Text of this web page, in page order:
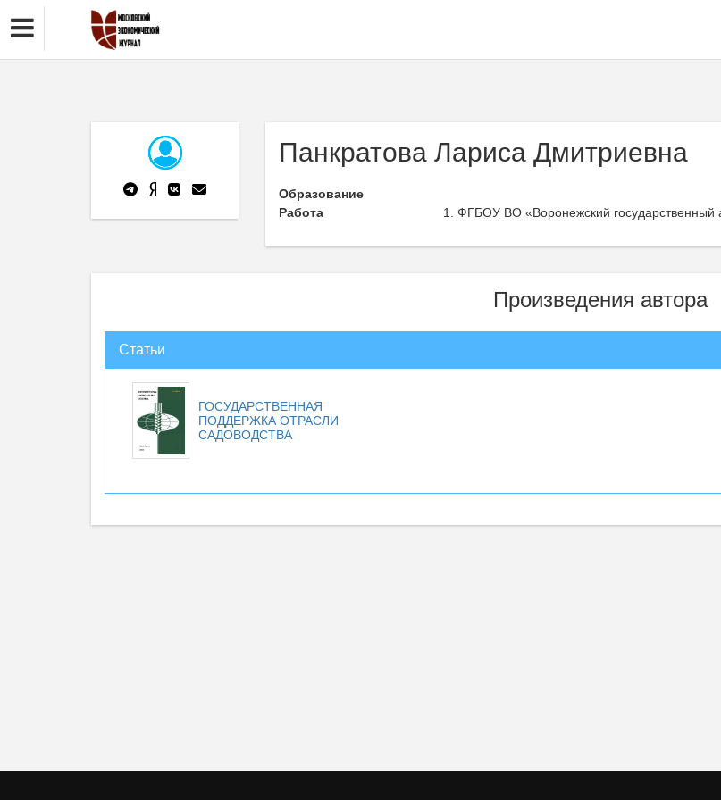
Панкратова Лариса Дмитриевна
Образование
Работа
ФГБОУ ВО «Воронежский государственный
Произведения автора
Статьи
ГОСУДАРСТВЕННАЯ
ПОДДЕРЖКА ОТРАСЛИ
САДОВОДСТВА